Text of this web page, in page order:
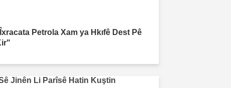
Petrola Xam ya Hkıfê Dest Pê